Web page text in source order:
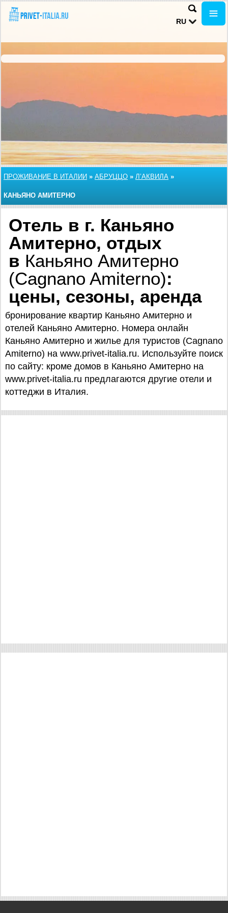
RU
ПРОЖИВАНИЕ В ИТАЛИИ » АБРУЦЦО » Л’АКВИЛА »
КАНЬЯНО АМИТЕРНО
Отель в г. Каньяно
Амитерно, отдых
в Каньяно Амитерно
(Cagnano Amiterno):
цены, сезоны, аренда
бронирование квартир Каньяно Амитерно и
отелей Каньяно Амитерно. Номера онлайн
Каньяно Амитерно и жилье для туристов (Cagnano
Amiterno) на www.privet-italia.ru. Используйте поиск
по сайту: кроме домов в Каньяно Амитерно на
www.privet-italia.ru предлагаются другие отели и
коттеджи в Италия.